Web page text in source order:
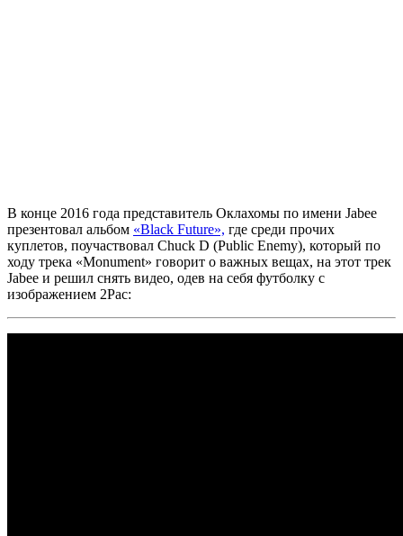
В конце 2016 года представитель Оклахомы по имени Jabee
презентовал альбом «Black Future», где среди прочих
куплетов, поучаствовал Chuck D (Public Enemy), который по
ходу трека «Monument» говорит о важных вещах, на этот трек
Jabee и решил снять видео, одев на себя футболку с
изображением 2Pac: